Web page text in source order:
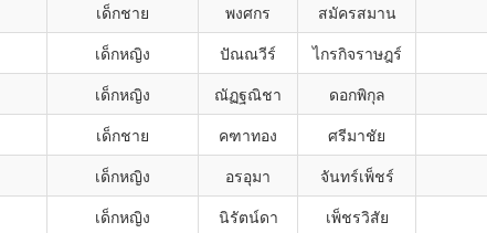
เด็กชาย พงศกร สมัครสมาน
เด็กหญิง ปัณณวีร์ ไกรกิจราษฎร์
เด็กหญิง ณัฏฐณิชา ดอกพิกุล
เด็กชาย คฑาทอง ศรีมาชัย
เด็กหญิง อรอุมา จันทร์เพ็ชร์
เด็กหญิง นิรัตน์ดา เพ็ชรวิสัย